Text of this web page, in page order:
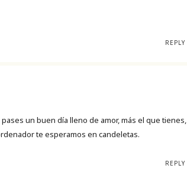
REPLY
un buen día lleno de amor, más el que tienes,
te esperamos en candeletas.
REPLY